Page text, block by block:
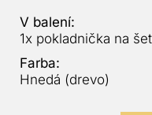
V balení:
1x pokladnička na
Farba:
Hnedá (drevo)